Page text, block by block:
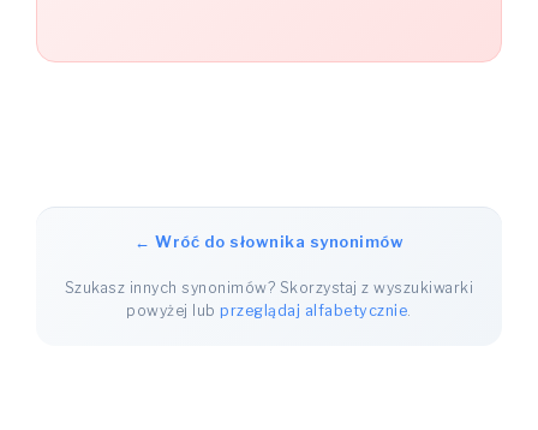
← Wróć do słownika synonimów
Szukasz innych synonimów? Skorzystaj z wyszukiwarki
powyżej lubprzeglądaj alfabetycznie.